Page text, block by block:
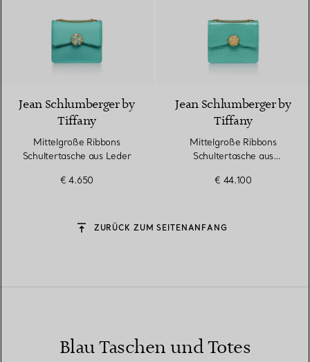
6 Farben
Jean Schlumberger by
Tiffany
Mittelgroße Ribbons
Schultertasche aus Leder
€ 4.650
Jean Schlumberger by
Tiffany
Mittelgroße Ribbons
Schultertasche aus
€ 44.100
ZURÜCK ZUM SEITENANFANG
Blau Taschen und Totes